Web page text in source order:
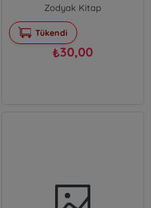
Zodyak Kitap
Tükendi
₺30,00